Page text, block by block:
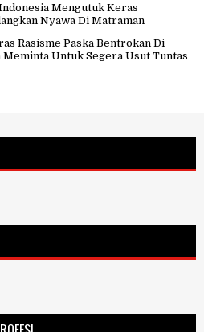
Mengutuk Keras
Nyawa Di Matraman
Rasisme Paska Bentrokan Di
Untuk Segera Usut Tuntas